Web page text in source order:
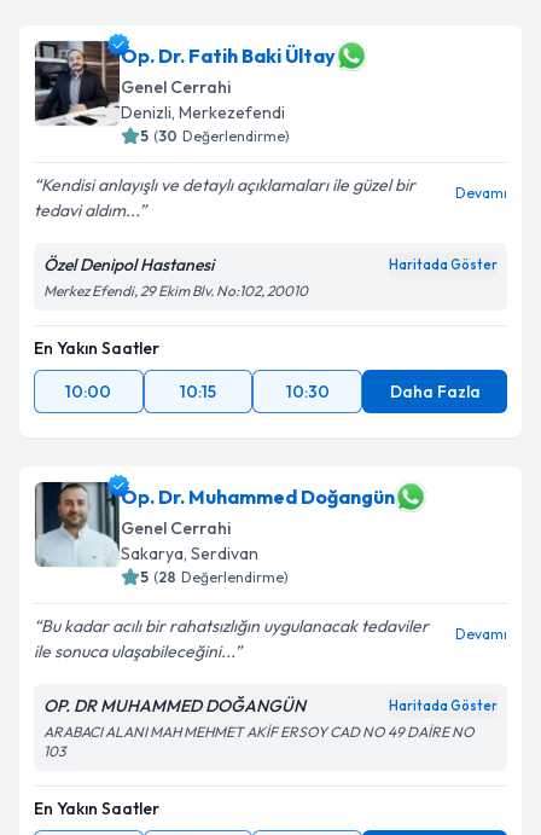
Op. Dr. Fatih Baki Ültay
Genel Cerrahi
Denizli, Merkezefendi
5 (30 Değerlendirme)
Kendisi anlayışlı ve detaylı açıklamaları ile güzel bir
tedavi aldım...
Devamı
Özel Denipol Hastanesi Haritada Göster
Merkez Efendi, 29 Ekim Blv. No:102, 20010
En Yakın Saatler
10:00
10:15 10:30 Daha Fazla
Op. Dr. Muhammed Doğangün
Genel Cerrahi
Sakarya, Serdivan
5 (28 Değerlendirme)
Bu kadar acılı bir rahatsızlığın uygulanacak tedaviler
ile sonuca ulaşabileceğini...
Devamı
OP. DR MUHAMMED DOĞANGÜN Haritada Göster
ARABACI ALANI MAH MEHMET AKİF ERSOY CAD NO 49 DAİRE NO
103
En Yakın Saatler